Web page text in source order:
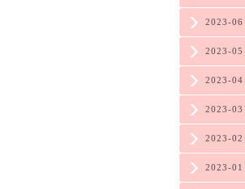
2023-06
2023-05
2023-04
2023-03
2023-02
2023-01